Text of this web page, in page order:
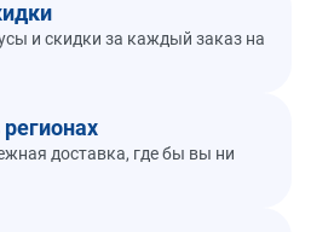
и скидки за каждый заказ на
доставка, где бы вы ни